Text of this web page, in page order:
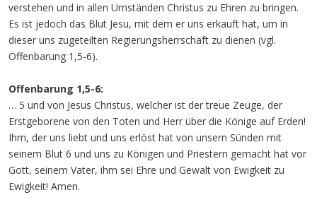
verstehen und in allen Umständen Christus zu Ehren zu bringen.
Es ist jedoch das Blut Jesu, mit dem er uns erkauft hat, um in
dieser uns zugeteilten Regierungsherrschaft zu dienen (vgl.
Offenbarung 1,5-6).
Offenbarung 1,5-6:
… 5 und von Jesus Christus, welcher ist der treue Zeuge, der
Erstgeborene von den Toten und Herr über die Könige auf Erden!
Ihm, der uns liebt und uns erlöst hat von unsern Sünden mit
seinem Blut 6 und uns zu Königen und Priestern gemacht hat vor
Gott, seinem Vater, ihm sei Ehre und Gewalt von Ewigkeit zu
Ewigkeit! Amen.